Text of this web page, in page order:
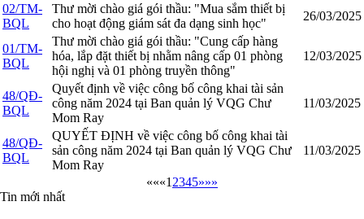
02/TM-
BQL
Thư mời chào giá gói thầu: "Mua sắm thiết bị
cho hoạt động giám sát đa dạng sinh học"
26/03/2025
01/TM-
BQL
Thư mời chào giá gói thầu: "Cung cấp hàng
hóa, lắp đặt thiết bị nhằm nâng cấp 01 phòng
hội nghị và 01 phòng truyền thông"
12/03/2025
48/QĐ-
BQL
Quyết định về việc công bố công khai tài sản
công năm 2024 tại Ban quản lý VQG Chư
Mom Ray
11/03/2025
48/QĐ-
BQL
QUYẾT ĐỊNH về việc công bố công khai tài
sản công năm 2024 tại Ban quản lý VQG Chư
Mom Ray
11/03/2025
«««1 2345»»»
Tin mới nhất